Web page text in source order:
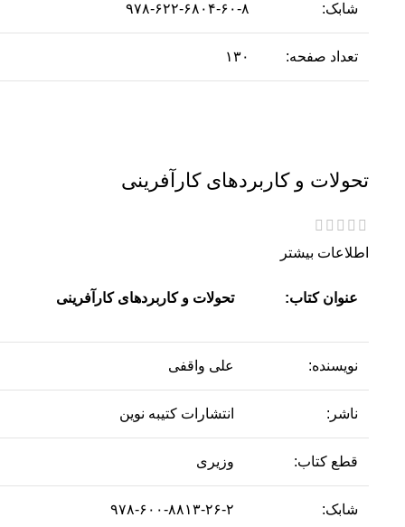
شابک: ۹۷۸-۶۲۲-۶۸۰۴-۶۰-۸
تعداد صفحه: ۱۳۰
تحولات و کاربردهای کارآفرینی
اطلاعات بیشتر
عنوان کتاب: تحولات و کاربردهای کارآفرینی
نویسنده: علی واقفی
ناشر: انتشارات کتیبه نوین
قطع کتاب: وزیری
شابک: ۹۷۸-۶۰۰-۸۸۱۳-۲۶-۲